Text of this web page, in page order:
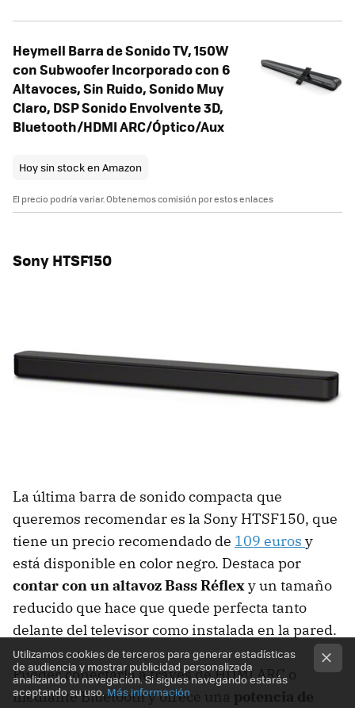
Heymell Barra de Sonido TV, 150W
con Subwoofer Incorporado con 6
Altavoces, Sin Ruido, Sonido Muy
Claro, DSP Sonido Envolvente 3D,
Bluetooth/HDMI ARC/Óptico/Aux
Hoy sin stock en Amazon
El precio podría variar. Obtenemos comisión por estos enlaces
Sony HTSF150
La última barra de sonido compacta que
queremos recomendar es la Sony HTSF150, que
tiene un precio recomendado de 109 euros y
está disponible en color negro. Destaca por
contar con un altavoz Bass Réflexy un tamaño
reducido que hace que quede perfecta tanto
delante del televisor como instalada en la pared.
Puedes conectarla a través de HDMI ARC o
mediante Bluetooth y ofrece una potencia de
Utilizamos cookies de terceros para generar estadísticas
de audiencia y mostrar publicidad personalizada
analizando tu navegación. Si sigues navegando estarás
aceptando su uso.Más información